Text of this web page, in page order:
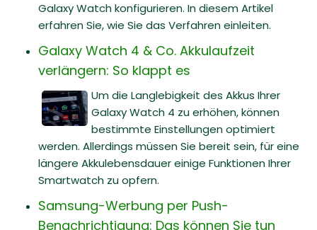
Galaxy Watch konfigurieren. In diesem Artikel
erfahren Sie, wie Sie das Verfahren einleiten.
Galaxy Watch 4 & Co. Akkulaufzeit
verlängern: So klappt es
Um die Langlebigkeit des Akkus Ihrer
Galaxy Watch 4 zu erhöhen, können
bestimmte Einstellungen optimiert
werden. Allerdings müssen Sie bereit sein, für eine
längere Akkulebensdauer einige Funktionen Ihrer
Smartwatch zu opfern.
Samsung-Werbung per Push-
Benachrichtigung: Das können Sie tun